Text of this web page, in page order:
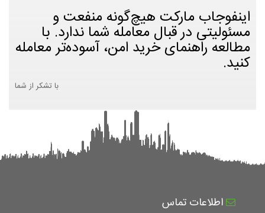
اینفوجاب مارکت هیچ‌گونه منفعت و
مسئولیتی در قبال معامله شما ندارد. با
مطالعه راهنمای خرید امن، آسوده‌تر معامله
کنید.
با تشکر از شما
اطلاعات تماس